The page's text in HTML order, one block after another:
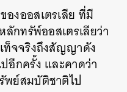
งออสเตรเลีย ที่มี
กทรัพ์ออสเตรเลียว่า
ท็จจริงถึงสัญญาดัง
อีกครั้ง และคาดว่า
พย์สมบัติชาติไป